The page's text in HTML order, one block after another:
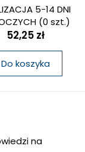
5-14 DNI
(0 szt.)
52,25 zł
Do koszyka
na